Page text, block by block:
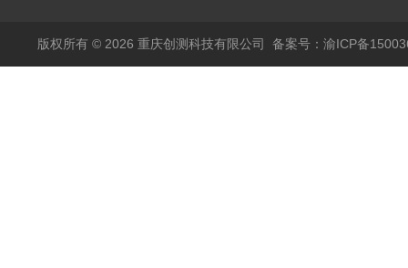
版权所有 © 2026 重庆创测科技有限公司 备案号：渝ICP备